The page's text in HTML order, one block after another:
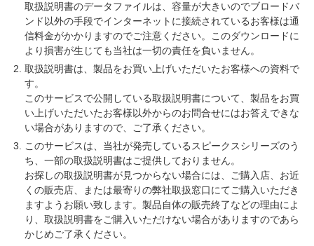
取扱説明書のデータファイルは、容量が大きいのでブロードバ
ンド以外の手段でインターネットに接続されているお客様は通
信料金がかかりますのでご注意ください。このダウンロードに
より損害が生じても当社は一切の責任を負いません。
取扱説明書は、製品をお買い上げいただいたお客様への資料で
す。
このサービスで公開している取扱説明書について、製品をお買
い上げいただいたお客様以外からのお問合せにはお答えできな
い場合がありますので、ご了承ください。
このサービスは、当社が発売しているスピークスシリーズのう
ち、一部の取扱説明書はご提供しておりません。
お探しの取扱説明書が見つからない場合には、ご購入店、お近
くの販売店、または最寄りの弊社取扱窓口にてご購入いただき
ますようお願い致します。製品自体の販売終了などの理由によ
り、取扱説明書をご購入いただけない場合がありますのであら
かじめご了承ください。